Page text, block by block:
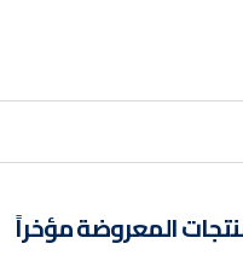
المعروضة مؤخراً